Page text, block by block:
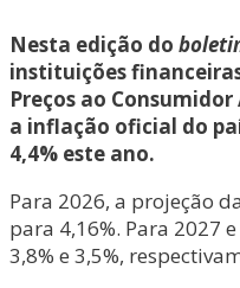
Nesta edição do
instituições
Preços ao
a inflação oficial do
4,4% este ano.
Para 2026, a projeção
para 4,16%. Para 2027
3,8% e 3,5%,